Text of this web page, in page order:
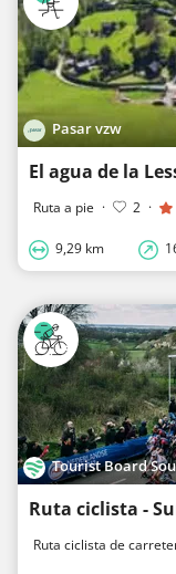
Pasar vzw
El agua de la
Ruta a pie · 2 ·
9,29 km
Tourist Board
Ruta ciclista de